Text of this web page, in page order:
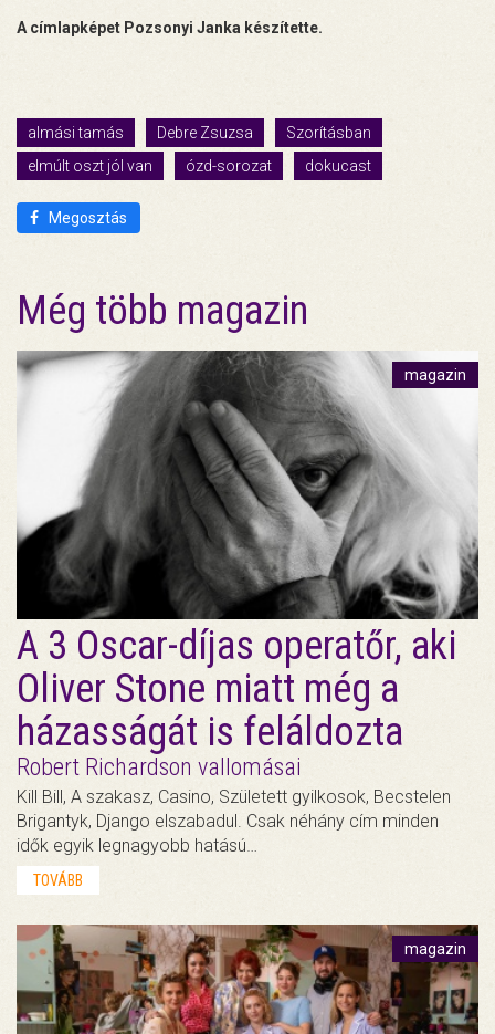
A címlapképet Pozsonyi Janka készítette.
almási tamás Debre Zsuzsa
Szorításban
elmúlt oszt jól van
ózd-sorozat dokucast
Megosztás
Még több magazin
magazin
A 3 Oscar-díjas operatőr, aki
Oliver Stone miatt még a
házasságát is feláldozta
Robert Richardson vallomásai
Kill Bill, A szakasz, Casino, Született gyilkosok, Becstelen
Brigantyk, Django elszabadul. Csak néhány cím minden
idők egyik legnagyobb hatású…
TOVÁBB
magazin